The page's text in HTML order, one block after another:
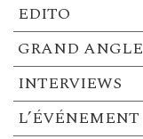
EDITO
GRAND ANGLE
INTERVIEWS
L’ÉVÉNEMENT